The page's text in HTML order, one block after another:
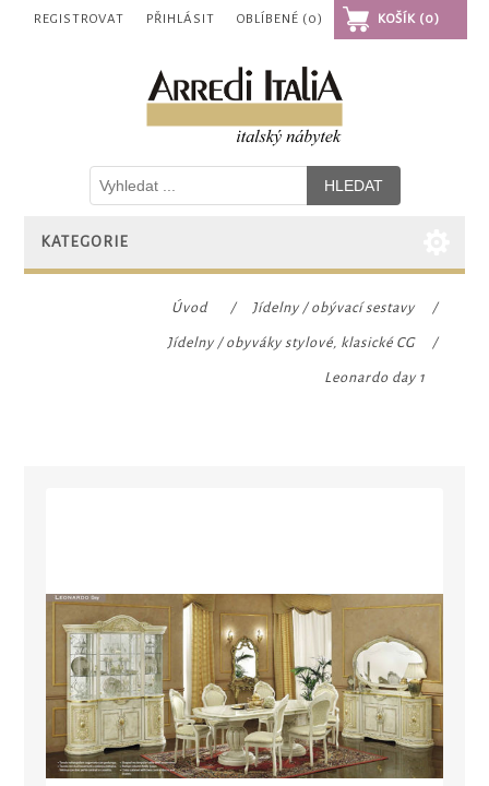
REGISTROVAT PŘIHLÁSIT OBLÍBENÉ (0) KOŠÍK (0)
KATEGORIE
Úvod / Jídelny / obývací sestavy /
Jídelny / obyváky stylové, klasické CG /
Leonardo day 1